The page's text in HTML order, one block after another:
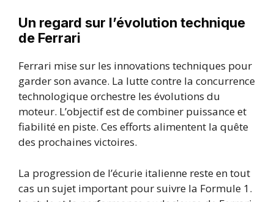
Un regard sur l’évolution technique
de Ferrari
Ferrari mise sur les innovations techniques pour
garder son avance. La lutte contre la concurrence
technologique orchestre les évolutions du
moteur. L’objectif est de combiner puissance et
fiabilité en piste. Ces efforts alimentent la quête
des prochaines victoires.
La progression de l’écurie italienne reste en tout
cas un sujet important pour suivre la Formule 1.